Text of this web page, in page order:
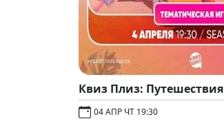
Квиз Плиз: Путешествия
04 АПР ЧТ 19:30